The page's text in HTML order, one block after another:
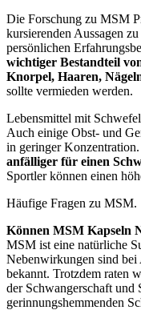
Die Forschung zu MSM
kursierenden Aussagen
persönlichen
wichtiger Bestandteil
Knorpel, Haaren,
sollte vermieden werden.
Lebensmittel mit
Auch einige Obst- und
in geringer Konzentration.
anfälliger für einen
Sportler können einen
Häufige Fragen zu MSM.
Können MSM Kapseln
MSM ist eine natürliche
Nebenwirkungen sind
bekannt. Trotzdem raten
der Schwangerschaft und
gerinnungshemmenden